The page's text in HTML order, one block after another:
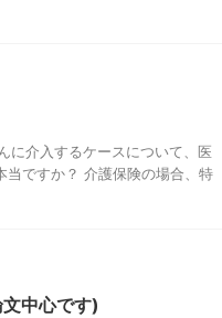
に介入するケースについて、医
当ですか？ 介護保険の場合、特
中心です)